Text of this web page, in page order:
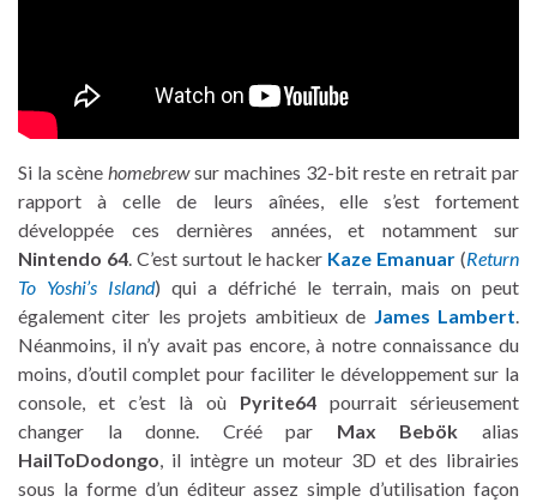
Si la scène homebrewsur machines 32-bit reste en retrait par
rapport à celle de leurs aînées, elle s’est fortement
développée ces dernières années, et notamment sur
Nintendo 64. C’est surtout le hacker Kaze Emanuar (Return
To Yoshi’s Island) qui a défriché le terrain, mais on peut
également citer les projets ambitieux de James Lambert.
Néanmoins, il n’y avait pas encore, à notre connaissance du
moins, d’outil complet pour faciliter le développement sur la
console, et c’est là où Pyrite64 pourrait sérieusement
changer la donne. Créé par Max Bebök alias
HailToDodongo, il intègre un moteur 3D et des librairies
sous la forme d’un éditeur assez simple d’utilisation façon